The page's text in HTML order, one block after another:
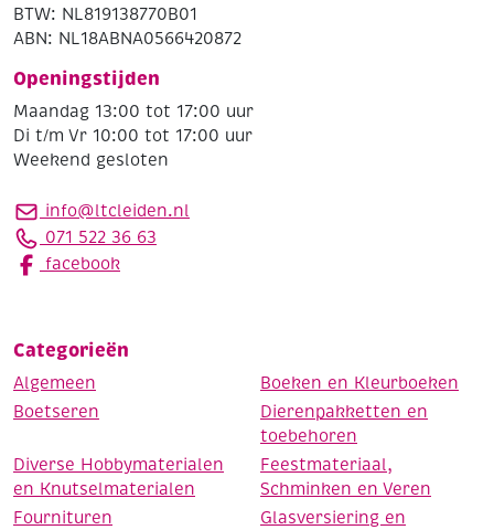
BTW: NL819138770B01
ABN: NL18ABNA0566420872
Openingstijden
Maandag 13:00 tot 17:00 uur
Di t/m Vr 10:00 tot 17:00 uur
Weekend gesloten
info@ltcleiden.nl
071 522 36 63
facebook
Categorieën
Algemeen
Boeken en Kleurboeken
Boetseren
Dierenpakketten en
toebehoren
Diverse Hobbymaterialen
en Knutselmaterialen
Feestmateriaal,
Schminken en Veren
Fournituren
Glasversiering en